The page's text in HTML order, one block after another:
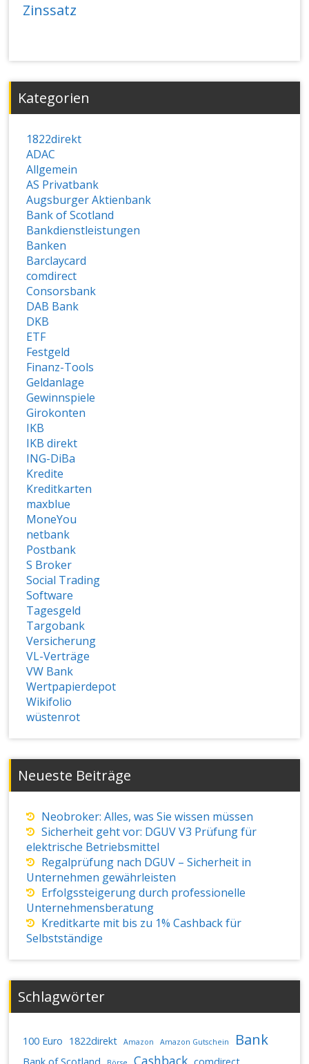
Zinssatz
Kategorien
1822direkt
ADAC
Allgemein
AS Privatbank
Augsburger Aktienbank
Bank of Scotland
Bankdienstleistungen
Banken
Barclaycard
comdirect
Consorsbank
DAB Bank
DKB
ETF
Festgeld
Finanz-Tools
Geldanlage
Gewinnspiele
Girokonten
IKB
IKB direkt
ING-DiBa
Kredite
Kreditkarten
maxblue
MoneYou
netbank
Postbank
S Broker
Social Trading
Software
Tagesgeld
Targobank
Versicherung
VL-Verträge
VW Bank
Wertpapierdepot
Wikifolio
wüstenrot
Neueste Beiträge
Neobroker: Alles, was Sie wissen müssen
Sicherheit geht vor: DGUV V3 Prüfung für
elektrische Betriebsmittel
Regalprüfung nach DGUV – Sicherheit in
Unternehmen gewährleisten
Erfolgssteigerung durch professionelle
Unternehmensberatung
Kreditkarte mit bis zu 1% Cashback für
Selbstständige
Schlagwörter
100 Euro 1822direkt Amazon Amazon Gutschein Bank
Cashback